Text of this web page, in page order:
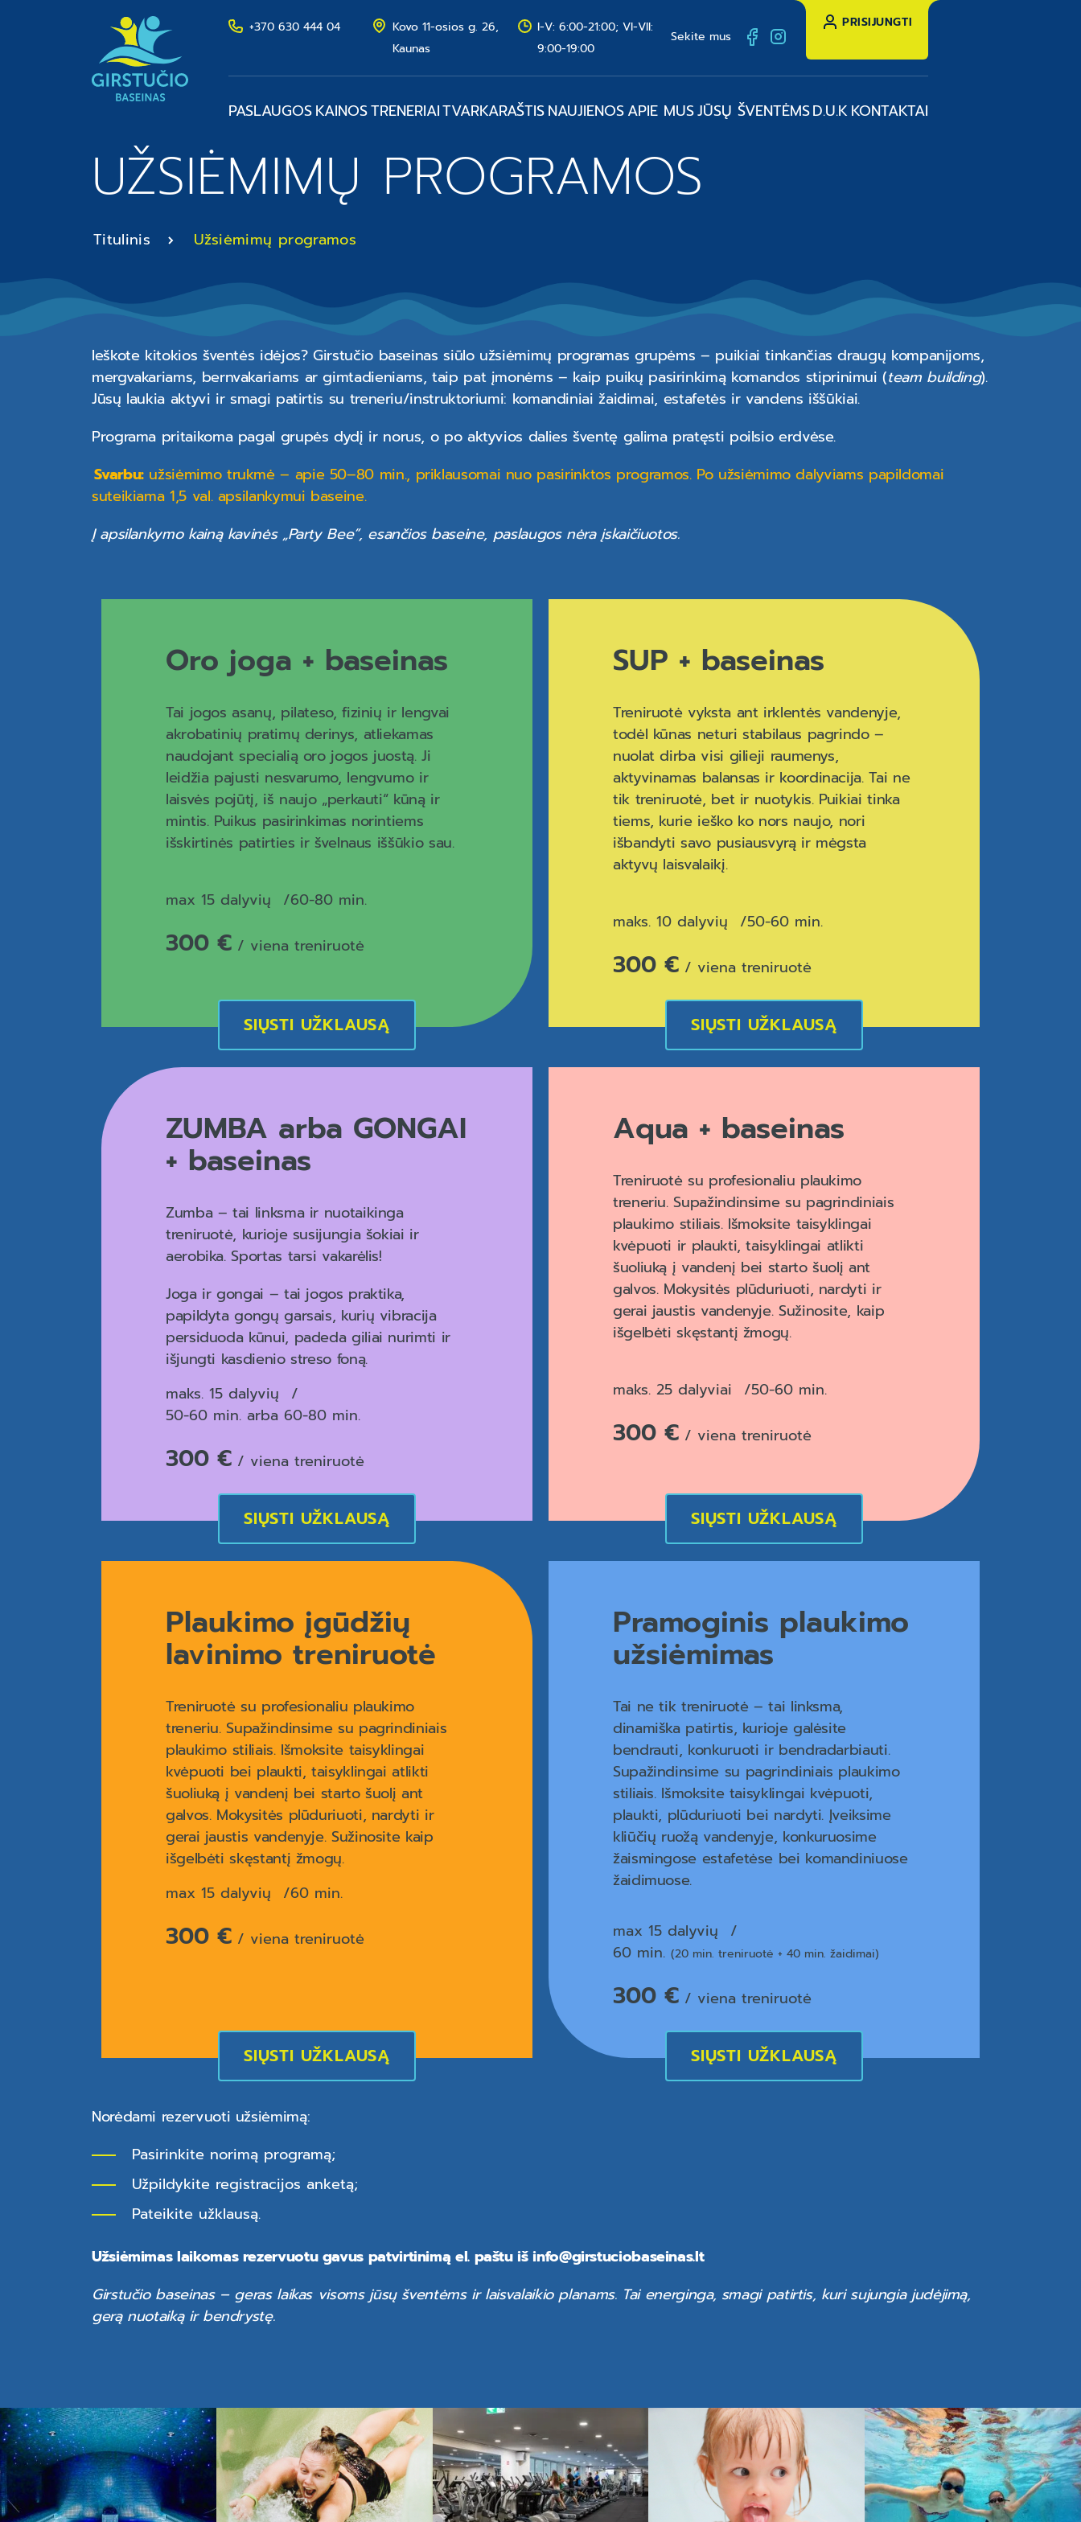
+370 630 444 04
Kovo 11-osios g. 26,
Kaunas
I-V: 6:00-21:00; VI-VII:
9:00-19:00
Sekite mus
PRISIJUNGTI
PASLAUGOSKAINOSTRENERIAITVARKARAŠTISNAUJIENOSAPIE MUSJŪSŲ ŠVENTĖMSD.U.KKONTAKTAI
UŽSIĖMIMŲ PROGRAMOS
Titulinis Užsiėmimų programos
Ieškote kitokios šventės idėjos? Girstučio baseinas siūlo užsiėmimų programas grupėms – puikiai tinkančias draugų kompanijoms,
mergvakariams, bernvakariams ar gimtadieniams, taip pat įmonėms – kaip puikų pasirinkimą komandos stiprinimui (team building).
Jūsų laukia aktyvi ir smagi patirtis su treneriu/instruktoriumi: komandiniai žaidimai, estafetės ir vandens iššūkiai.
Programa pritaikoma pagal grupės dydį ir norus, o po aktyvios dalies šventę galima pratęsti poilsio erdvėse.
Svarbu:užsiėmimo trukmė – apie 50–80 min., priklausomai nuo pasirinktos programos. Po užsiėmimo dalyviams papildomai
suteikiama 1,5 val. apsilankymui baseine.
Į apsilankymo kainą kavinės „Party Bee“, esančios baseine, paslaugos nėra įskaičiuotos.
Oro joga + baseinas
Tai jogos asanų, pilateso, fizinių ir lengvai
akrobatinių pratimų derinys, atliekamas
naudojant specialią oro jogos juostą. Ji
leidžia pajusti nesvarumo, lengvumo ir
laisvės pojūtį, iš naujo „perkauti“ kūną ir
mintis. Puikus pasirinkimas norintiems
išskirtinės patirties ir švelnaus iššūkio sau.
max 15 dalyvių 60-80 min.
300 € / viena treniruotė
SIŲSTI UŽKLAUSĄ
SUP + baseinas
Treniruotė vyksta ant irklentės vandenyje,
todėl kūnas neturi stabilaus pagrindo –
nuolat dirba visi gilieji raumenys,
aktyvinamas balansas ir koordinacija. Tai ne
tik treniruotė, bet ir nuotykis. Puikiai tinka
tiems, kurie ieško ko nors naujo, nori
išbandyti savo pusiausvyrą ir mėgsta
aktyvų laisvalaikį.
maks. 10 dalyvių 50-60 min.
300 € / viena treniruotė
SIŲSTI UŽKLAUSĄ
ZUMBA arba GONGAI
+ baseinas
Zumba – tai linksma ir nuotaikinga
treniruotė, kurioje susijungia šokiai ir
aerobika. Sportas tarsi vakarėlis!
Joga ir gongai – tai jogos praktika,
papildyta gongų garsais, kurių vibracija
persiduoda kūnui, padeda giliai nurimti ir
išjungti kasdienio streso foną.
maks. 15 dalyvių
50-60 min. arba 60-80 min.
300 € / viena treniruotė
SIŲSTI UŽKLAUSĄ
Aqua + baseinas
Treniruotė su profesionaliu plaukimo
treneriu. Supažindinsime su pagrindiniais
plaukimo stiliais. Išmoksite taisyklingai
kvėpuoti ir plaukti, taisyklingai atlikti
šuoliuką į vandenį bei starto šuolį ant
galvos. Mokysitės plūduriuoti, nardyti ir
gerai jaustis vandenyje. Sužinosite, kaip
išgelbėti skęstantį žmogų.
maks. 25 dalyviai 50-60 min.
300 € / viena treniruotė
SIŲSTI UŽKLAUSĄ
Plaukimo įgūdžių
lavinimo treniruotė
Treniruotė su profesionaliu plaukimo
treneriu. Supažindinsime su pagrindiniais
plaukimo stiliais. Išmoksite taisyklingai
kvėpuoti bei plaukti, taisyklingai atlikti
šuoliuką į vandenį bei starto šuolį ant
galvos. Mokysitės plūduriuoti, nardyti ir
gerai jaustis vandenyje. Sužinosite kaip
išgelbėti skęstantį žmogų.
max 15 dalyvių
60 min.
300 € / viena treniruotė
SIŲSTI UŽKLAUSĄ
Pramoginis plaukimo
užsiėmimas
Tai ne tik treniruotė – tai linksma,
dinamiška patirtis, kurioje galėsite
bendrauti, konkuruoti ir bendradarbiauti.
Supažindinsime su pagrindiniais plaukimo
stiliais. Išmoksite taisyklingai kvėpuoti,
plaukti, plūduriuoti bei nardyti. Įveiksime
kliūčių ruožą vandenyje, konkuruosime
žaismingose estafetėse bei komandiniuose
žaidimuose.
max 15 dalyvių
60 min. (20 min. treniruotė + 40 min. žaidimai)
300 € / viena treniruotė
SIŲSTI UŽKLAUSĄ
Norėdami rezervuoti užsiėmimą:
Pasirinkite norimą programą;
Užpildykite registracijos anketą;
Pateikite užklausą.
Užsiėmimas laikomas rezervuotu gavus patvirtinimą el. paštu išinfo@girstuciobaseinas.lt
Girstučio baseinas – geras laikas visoms jūsų šventėms ir laisvalaikio planams. Tai energinga, smagi patirtis, kuri sujungia judėjimą,
gerą nuotaiką ir bendrystę.